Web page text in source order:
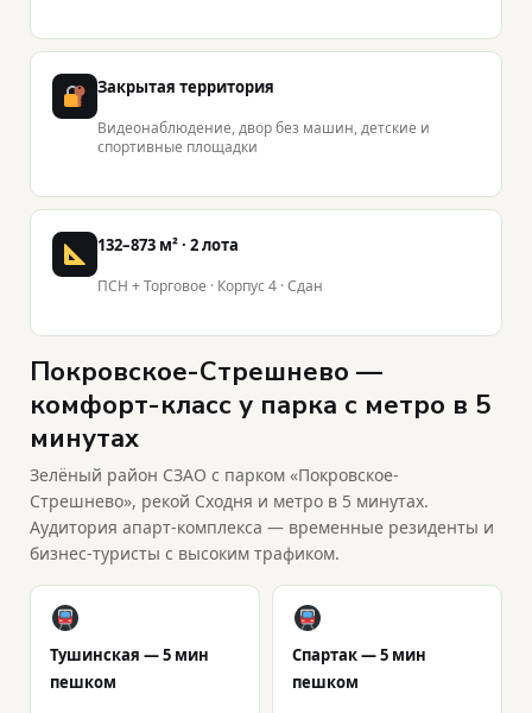
Закрытая территория
Видеонаблюдение, двор без машин, детские и
спортивные площадки
132–873 м² · 2 лота
ПСН + Торговое · Корпус 4 · Сдан
Покровское-Стрешнево —
комфорт-класс у парка с метро в 5
минутах
Зелёный район СЗАО с парком «Покровское-
Стрешнево», рекой Сходня и метро в 5 минутах.
Аудитория апарт-комплекса — временные резиденты и
бизнес-туристы с высоким трафиком.
Тушинская — 5 мин
пешком
Спартак — 5 мин
пешком